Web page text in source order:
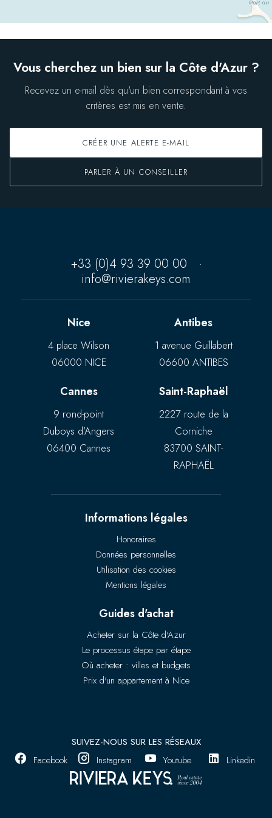
Vous cherchez un bien sur la Côte d'Azur ?
Recevez un e-mail dès qu'un bien correspondant à vos
critères est mis en vente.
CRÉER UNE ALERTE E-MAIL
PARLER À UN CONSEILLER
+33 (0)4 93 39 00 00
·
info@rivierakeys.com
Nice
4 place Wilson
06000 NICE
Antibes
1 avenue Guillabert
06600 ANTIBES
Cannes
9 rond-point
Duboys d’Angers
06400 Cannes
Saint-Raphaël
2227 route de la
Corniche
83700 SAINT-
RAPHAËL
Informations légales
Honoraires
Données personnelles
Utilisation des cookies
Mentions légales
Guides d'achat
Acheter sur la Côte d'Azur
Le processus étape par étape
Où acheter : villes et budgets
Prix d'un appartement à Nice
SUIVEZ-NOUS SUR LES RÉSEAUX
Facebook
Instagram Youtube Linkedin